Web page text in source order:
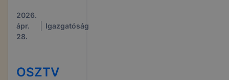
2026.
ápr.
28.
Igazgatóság
OSZTV